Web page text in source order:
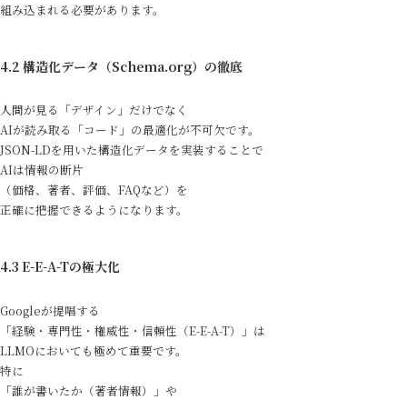
組み込まれる必要があります。
4.2 構造化データ（Schema.org）の徹底
人間が見る「デザイン」だけでなく
AIが読み取る「コード」の最適化が不可欠です。
JSON-LDを用いた構造化データを実装することで
AIは情報の断片
（価格、著者、評価、FAQなど）を
正確に把握できるようになります。
4.3 E-E-A-Tの極大化
Googleが提唱する
「経験・専門性・権威性・信頼性（E-E-A-T）」は
LLMOにおいても極めて重要です。
特に
「誰が書いたか（著者情報）」や